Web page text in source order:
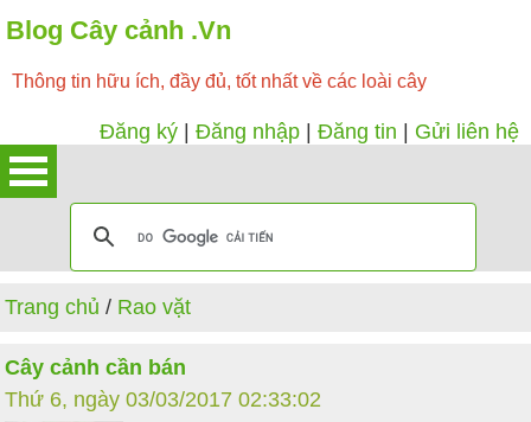
Blog Cây cảnh .Vn
Thông tin hữu ích, đầy đủ, tốt nhất về các loài cây
Đăng ký Đăng nhập Đăng tin Gửi liên hệ
Trang chủ / Rao vặt
Cây cảnh cần bán
Thứ 6, ngày 03/03/2017 02:33:02